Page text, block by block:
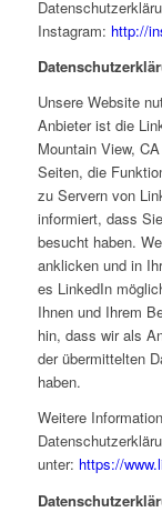
Instagram: http://
Unsere Website
Anbieter ist die
Mountain View,
Seiten, die
zu Servern von
informiert, dass
besucht haben.
anklicken und in
es LinkedIn
Ihnen und Ihrem
hin, dass wir als
der übermittelten
haben.
Weitere
unter: https://